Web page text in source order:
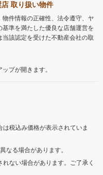
取り扱い物件
件情報の正確性、法令遵守、ヤ
準を満たした優良な店舗運営を
該認定を受けた不動産会社の取
プが開きます。
税込み価格が表示されていま
なる場合があります。
ない場合があります。ご了承く